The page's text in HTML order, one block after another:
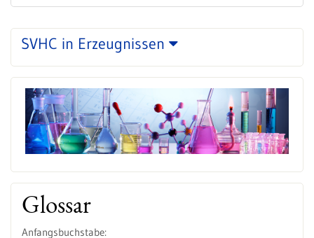
SVHC in Erzeugnissen
Glossar
Anfangsbuchstabe: